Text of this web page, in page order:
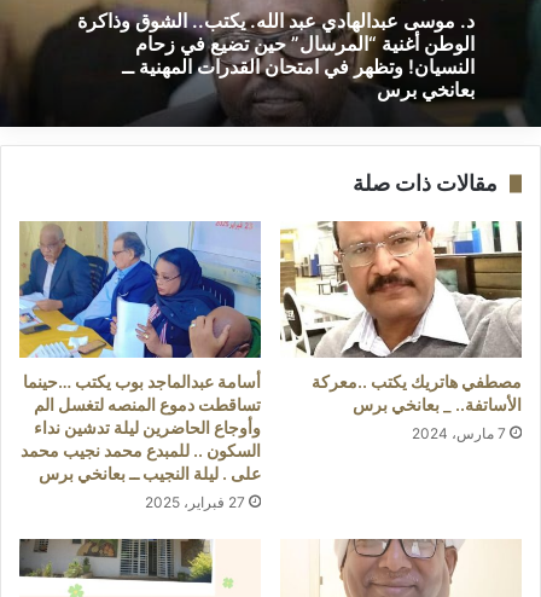
د. موسى عبدالهادي عبد الله. يكتب.. الشوق وذاكرة
الوطن أغنية “المرسال” حين تضيع في زحام
النسيان! وتظهر في امتحان القدرات المهنية ــ
بعانخي برس
مقالات ذات صلة
مصطفي هاتريك يكتب ..معركة
الأساتفة.. _ بعانخي برس
7 مارس، 2024
أسامة عبدالماجد بوب يكتب …حينما
تساقطت دموع المنصه لتغسل الم
وأوجاع الحاضرين ليلة تدشين نداء
السكون .. للمبدع محمد نجيب محمد
على . ليلة النجيب ــ بعانخي برس
27 فبراير، 2025